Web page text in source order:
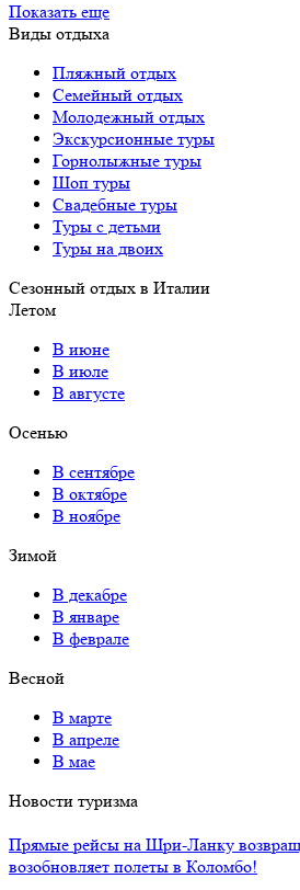
Показать еще
Виды отдыха
Пляжный отдых
Семейный отдых
Молодежный отдых
Экскурсионные туры
Горнолыжные туры
Шоп туры
Свадебные туры
Туры с детьми
Туры на двоих
Сезонный отдых в Италии
Летом
В июне
В июле
В августе
Осенью
В сентябре
В октябре
В ноябре
Зимой
В декабре
В январе
В феврале
Весной
В марте
В апреле
В мае
Новости туризма
Прямые рейсы на Шри-Ланку
возобновляет полеты в Коломбо!